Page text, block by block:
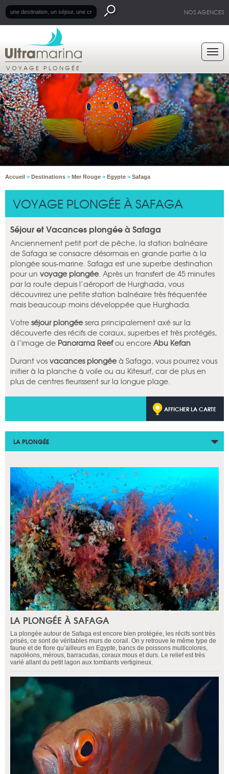
NOS AGENCES
VOYAGE PLONGÉE
Accueil > Destinations > Mer Rouge > Egypte > Safaga
VOYAGE PLONGÉE À SAFAGA
Séjour et Vacances plongée à Safaga
Anciennement petit port de pêche, la station balnéaire
de Safaga se consacre désormais en grande partie à la
plongée sous-marine. Safaga est une superbe destination
pour un voyage plongée. Après un transfert de 45 minutes
par la route depuis l’aéroport de Hurghada, vous
découvrirez une petite station balnéaire très fréquentée
mais beaucoup moins développée que Hurghada.
Votre séjour plongée sera principalement axé sur la
découverte des récifs de coraux, superbes et très protégés,
à l’image de Panorama Reefou encore Abu Kefan
Durant vos vacances plongée à Safaga, vous pourrez vous
initier à la planche à voile ou au Kitesurf, car de plus en
plus de centres fleurissent sur la longue plage.
AFFICHER LA CARTE
LA PLONGÉE
LA PLONGÉE À SAFAGA
La plongée autour de Safaga est encore bien protégée, les récifs sont très
prisés, ce sont de véritables murs de corail. On y retrouve le même type de
faune et de flore qu’ailleurs en Egypte, bancs de poissons multicolores,
napoléons, mérous, barracudas, coraux mous et durs. Le relief est très
varié allant du petit lagon aux tombants vertigineux.